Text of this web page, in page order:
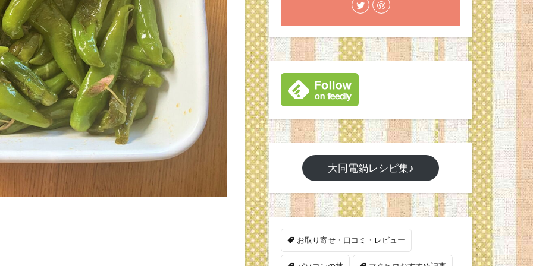
大同電鍋レシピ集♪
お取り寄せ・口コミ・レビュー